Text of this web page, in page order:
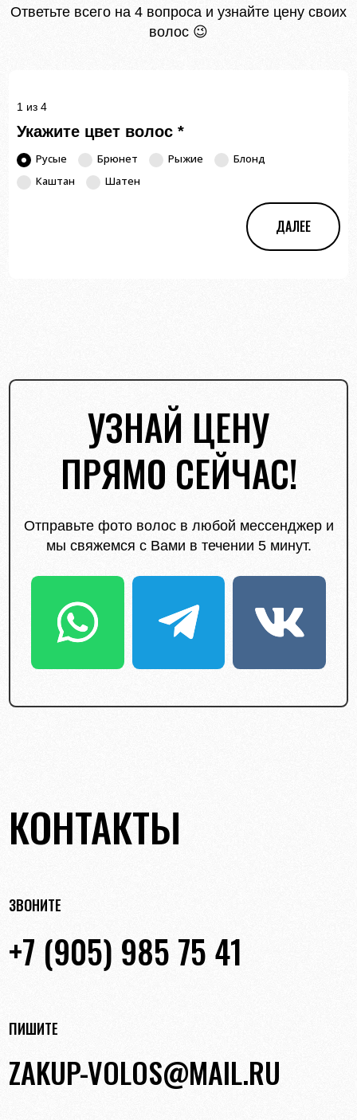
Ответьте всего на 4 вопроса и узнайте цену своих
волос 😉
1 из 4
Укажите цвет волос*
Русые Брюнет Рыжие
Блонд
Каштан
Шатен
ДАЛЕЕ
УЗНАЙ ЦЕНУ
ПРЯМО СЕЙЧАС!
Отправьте фото волос в любой мессенджер и
мы свяжемся с Вами в течении 5 минут.
КОНТАКТЫ
ЗВОНИТЕ
+7 (905) 985 75 41
ПИШИТЕ
ZAKUP-VOLOS@MAIL.RU